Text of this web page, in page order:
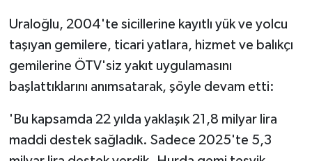
Uraloğlu, 2004'te sicillerine kayıtlı yük ve yolcu
taşıyan gemilere, ticari yatlara, hizmet ve balıkçı
gemilerine ÖTV'siz yakıt uygulamasını
başlattıklarını anımsatarak, şöyle devam etti:
'Bu kapsamda 22 yılda yaklaşık 21,8 milyar lira
maddi destek sağladık. Sadece 2025'te 5,3